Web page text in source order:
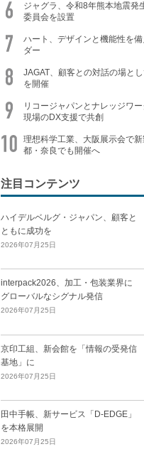
ジャグラ、令和8年熊本地震発
委員会を設置
ハート、デザインと機能性を
ダー
JAGAT、顧客との対話の場と
を開催
リコージャパンとナレッジワ
現場のDX支援で共創
理想科学工業、大阪展示会で
都・奈良でも開催へ
注目コンテンツ
ハイデルベルグ・ジャパン、顧客と
ともに成功を
2026年07月25日
interpack2026、加工・包装業界に
グローバルなシグナル発信
2026年07月25日
京印工組、新会館を「情報の受発信
基地」に
2026年07月25日
田中手帳、新サービス「D-EDGE」
を本格展開
2026年07月25日